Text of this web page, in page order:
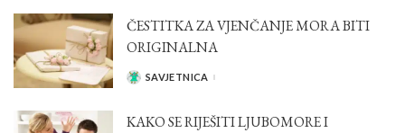
ČESTITKA ZA VJENČANJE MORA BITI
ORIGINALNA
POSTED
SAVJETNICA
KAKO SE RIJEŠITI LJUBOMORE I